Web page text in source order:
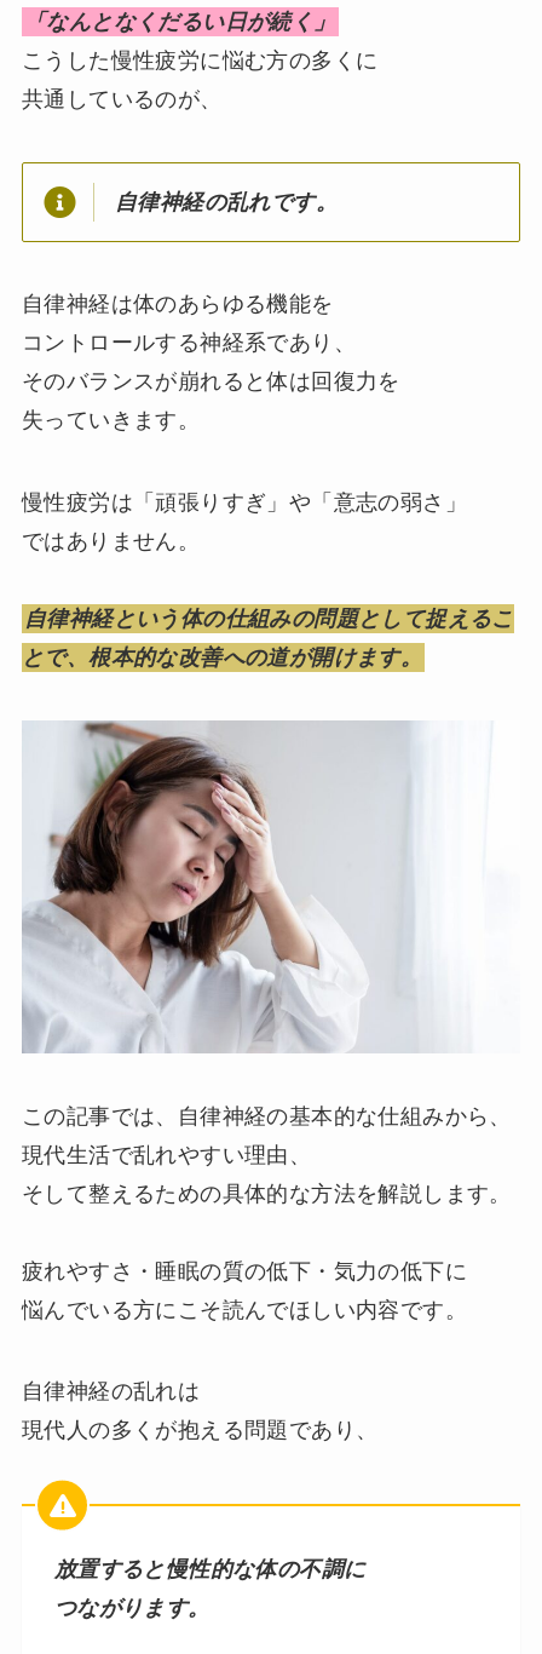
「なんとなくだるい日が続く」
こうした慢性疲労に悩む方の多くに
共通しているのが、
自律神経の乱れです。
自律神経は体のあらゆる機能を
コントロールする神経系であり、
そのバランスが崩れると体は回復力を
失っていきます。
慢性疲労は「頑張りすぎ」や「意志の弱さ」
ではありません。
自律神経という体の仕組みの問題として捉えるこ
とで、根本的な改善への道が開けます。
この記事では、自律神経の基本的な仕組みから、
現代生活で乱れやすい理由、
そして整えるための具体的な方法を解説します。
疲れやすさ・睡眠の質の低下・気力の低下に
悩んでいる方にこそ読んでほしい内容です。
自律神経の乱れは
現代人の多くが抱える問題であり、
放置すると慢性的な体の不調に
つながります。